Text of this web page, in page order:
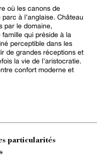
où les canons de
à l’anglaise. Château
par le domaine,
famille qui préside à la
perceptible dans les
de grandes réceptions et
la vie de l’aristocratie.
confort moderne et
particularités